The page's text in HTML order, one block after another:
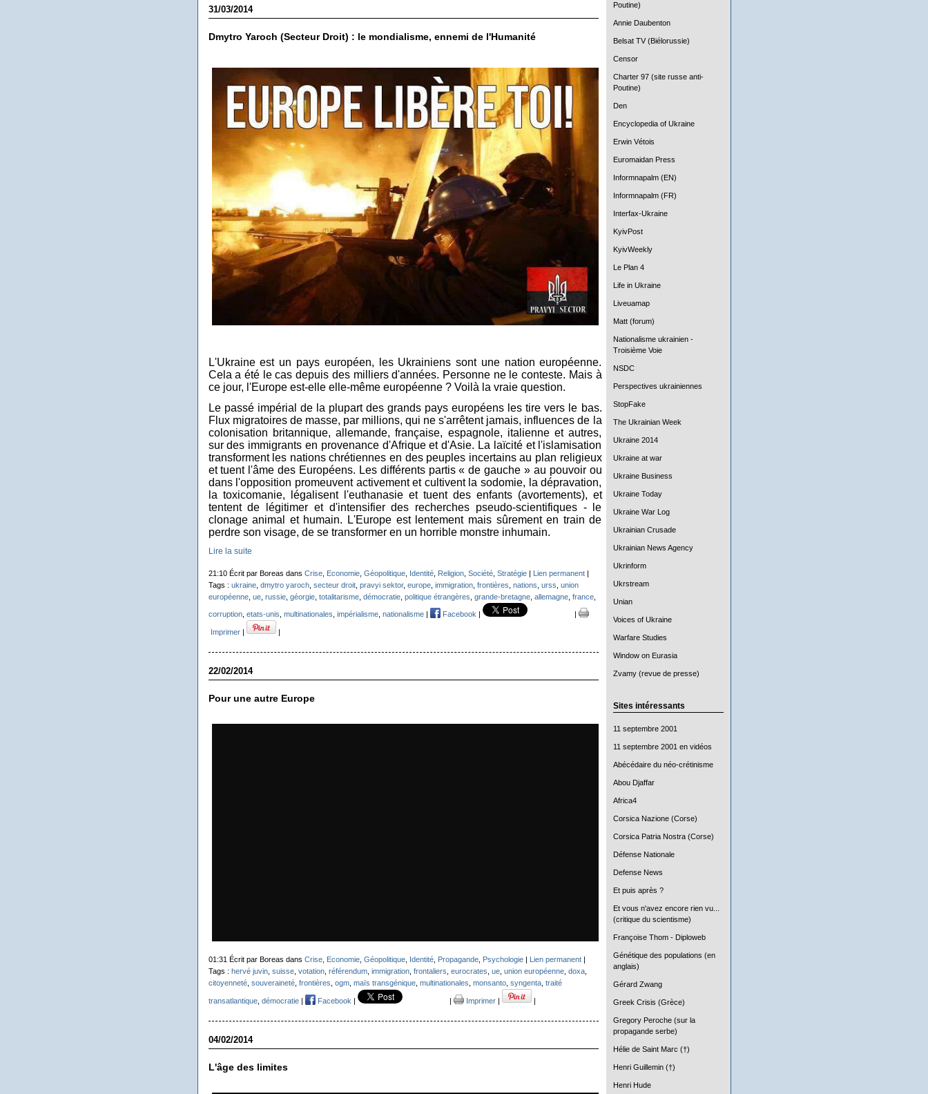
Poutine)
Annie Daubenton
Belsat TV (Biélorussie)
Censor
Charter 97 (site russe anti-
Poutine)
Den
Encyclopedia of Ukraine
Erwin Vétois
Euromaidan Press
Informnapalm (EN)
Informnapalm (FR)
Interfax-Ukraine
KyivPost
KyivWeekly
Le Plan 4
Life in Ukraine
Liveuamap
Matt (forum)
Nationalisme ukrainien -
Troisième Voie
NSDC
Perspectives ukrainiennes
StopFake
The Ukrainian Week
Ukraine 2014
Ukraine at war
Ukraine Business
Ukraine Today
Ukraine War Log
Ukrainian Crusade
Ukrainian News Agency
Ukrinform
Ukrstream
Unian
Voices of Ukraine
Warfare Studies
Window on Eurasia
Zvamy (revue de presse)
Sites intéressants
11 septembre 2001
11 septembre 2001 en vidéos
Abécédaire du néo-crétinisme
Abou Djaffar
Africa4
Corsica Nazione (Corse)
Corsica Patria Nostra (Corse)
Défense Nationale
Defense News
Et puis après ?
Et vous n'avez encore rien vu...
(critique du scientisme)
Françoise Thom - Diploweb
Génétique des populations (en
anglais)
Gérard Zwang
Greek Crisis (Grèce)
Gregory Peroche (sur la
propagande serbe)
Hélie de Saint Marc (†)
Henri Guillemin (†)
Henri Hude
31/03/2014
Dmytro Yaroch (Secteur Droit) : le mondialisme, ennemi de l'Humanité
L'Ukraine est un pays européen, les Ukrainiens sont une nation européenne.
Cela a été le cas depuis des milliers d'années. Personne ne le conteste. Mais à
ce jour, l'Europe est-elle elle-même européenne ? Voilà la vraie question.
Le passé impérial de la plupart des grands pays européens les tire vers le bas.
Flux migratoires de masse, par millions, qui ne s'arrêtent jamais, influences de la
colonisation britannique, allemande, française, espagnole, italienne et autres,
sur des immigrants en provenance d'Afrique et d'Asie. La laïcité et l'islamisation
transforment les nations chrétiennes en des peuples incertains au plan religieux
et tuent l'âme des Européens. Les différents partis « de gauche » au pouvoir ou
dans l'opposition promeuvent activement et cultivent la sodomie, la dépravation,
la toxicomanie, légalisent l'euthanasie et tuent des enfants (avortements), et
tentent de légitimer et d'intensifier des recherches pseudo-scientifiques - le
clonage animal et humain. L'Europe est lentement mais sûrement en train de
perdre son visage, de se transformer en un horrible monstre inhumain.
Lire la suite
21:10 Écrit par Boreas dans Crise, Economie, Géopolitique, Identité, Religion, Société, Stratégie| Lien permanent|
Tags : ukraine, dmytro yaroch, secteur droit, pravyi sektor, europe, immigration, frontières nations urss union
européenne, ue, russie, géorgie, totalitarisme, démocratie, politique étrangères grande-bretagne, allemagne, france,
corruption, etats-unis multinationales impérialisme, nationalisme| Facebook
Imprimer| |
22/02/2014
Pour une autre Europe
01:31 Écrit par Boreas dans Crise, Economie, Géopolitique, Identité, Propagande, Psychologie| Lien permanent|
Tags : hervé juvin, suisse, votation, référendum, immigration, frontaliers eurocrates ue, union européenne, doxa,
citoyenneté, souveraineté, frontières ogm, maïs transgénique, multinationales monsanto, syngenta, traité
transatlantique, démocratie| Facebook | | Imprimer| |
04/02/2014
L'âge des limites